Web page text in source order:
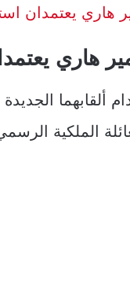
هاري يعتمدان
هاري
الملكية